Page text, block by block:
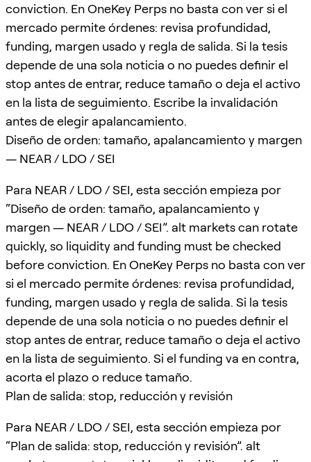
conviction. En OneKey Perps no basta con ver si el
mercado permite órdenes: revisa profundidad,
funding, margen usado y regla de salida. Si la tesis
depende de una sola noticia o no puedes definir el
stop antes de entrar, reduce tamaño o deja el activo
en la lista de seguimiento. Escribe la invalidación
antes de elegir apalancamiento.
Diseño de orden: tamaño, apalancamiento y margen
— NEAR / LDO / SEI
Para NEAR / LDO / SEI, esta sección empieza por
“Diseño de orden: tamaño, apalancamiento y
margen — NEAR / LDO / SEI”. alt markets can rotate
quickly, so liquidity and funding must be checked
before conviction. En OneKey Perps no basta con ver
si el mercado permite órdenes: revisa profundidad,
funding, margen usado y regla de salida. Si la tesis
depende de una sola noticia o no puedes definir el
stop antes de entrar, reduce tamaño o deja el activo
en la lista de seguimiento. Si el funding va en contra,
acorta el plazo o reduce tamaño.
Plan de salida: stop, reducción y revisión
Para NEAR / LDO / SEI, esta sección empieza por
“Plan de salida: stop, reducción y revisión”. alt